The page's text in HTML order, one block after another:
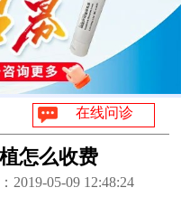
在线问诊
怎么收费
2019-05-09 12:48:24